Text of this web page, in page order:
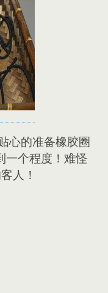
心的准备橡胶圈
一个程度！难怪
人！